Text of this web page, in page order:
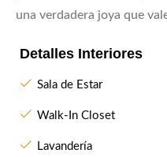
una verdadera joya que
Detalles Interiores
Sala de Estar
Walk-In Closet
Lavandería